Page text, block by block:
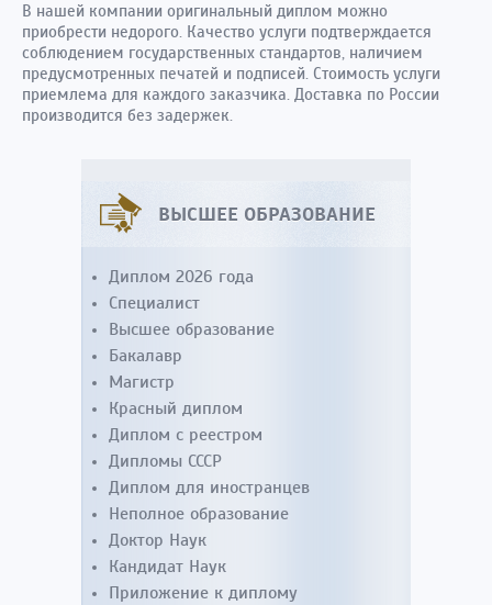
В нашей компании оригинальный диплом можно
приобрести недорого. Качество услуги подтверждается
соблюдением государственных стандартов, наличием
предусмотренных печатей и подписей. Стоимость услуги
приемлема для каждого заказчика. Доставка по России
производится без задержек.
ВЫСШЕЕ ОБРАЗОВАНИЕ
Диплом 2026 года
Специалист
Высшее образование
Бакалавр
Магистр
Красный диплом
Диплом с реестром
Дипломы СССР
Диплом для иностранцев
Неполное образование
Доктор Наук
Кандидат Наук
Приложение к диплому